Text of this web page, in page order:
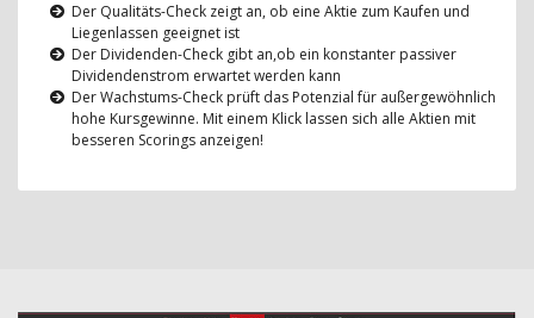
Der Qualitäts-Check zeigt an, ob eine Aktie zum Kaufen und
Liegenlassen geeignet ist
Der Dividenden-Check gibt an,ob ein konstanter passiver
Dividendenstrom erwartet werden kann
Der Wachstums-Check prüft das Potenzial für außergewöhnlich
hohe Kursgewinne. Mit einem Klick lassen sich alle Aktien mit
besseren Scorings anzeigen!